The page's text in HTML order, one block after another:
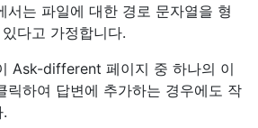
서는 파일에 대한 경로 문자열을 형
다고 가정합니다.
Ask-different 페이지 중 하나의 이
릭하여 답변에 추가하는 경우에도 작